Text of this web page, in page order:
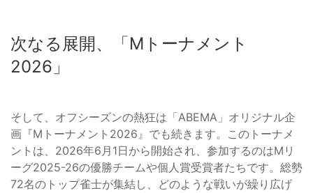
次なる展開、「Mトーナメント
2026」
そして、オフシーズンの熱狂は「ABEMA」オリジナル企
画『Mトーナメント2026』でも続きます。このトーナメ
ントは、2026年6月1日から開始され、参加するのはMリ
ーグ2025-26の優勝チームや個人賞受賞者たちです。総勢
72名のトップ雀士が集結し、どのような戦いが繰り広げ